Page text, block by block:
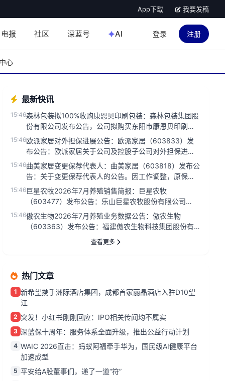
App下载 我要发稿
电报 社区 深蓝号 AI 登录 注册
心
最新快讯
15:46森林包装拟100%收购康恩贝印刷包装：森林包装集团股
份有限公司发布公告，公司拟购买东阳市康恩贝印刷包
装有限公司100%股...
15:46欧派家居对外担保进展公告：欧派家居（603833）发
布公告：欧派家居关于公司及控股子公司对外担保进展
公告...
15:46曲美家居变更保荐代表人：曲美家居（603818）发布公
告：关于变更保荐代表人的公告。因工作调整，原保荐
代表人张伟先生和李...
15:46巨星农牧2026年7月养殖销售简报：巨星农牧
（603477）发布公告：乐山巨星农牧股份有限公司
2026年7月养殖业务销售...
15:46傲农生物2026年7月养殖业务数据公告：傲农生物
（603363）发布公告：福建傲农生物科技集团股份有
查看更多
热门文章
1 新希望携手洲际酒店集团，成都首家丽晶酒店入驻D10望
江
2 突发！小红书刚刚回应：IPO相关传闻均不属实
3 深蓝保十周年：服务体系全面升级，推出公益行动计划
4 WAIC 2026直击：蚂蚁阿福牵手华为，国民级AI健康平台
加速成型
5 平安给A股董事们，递了一道“符”